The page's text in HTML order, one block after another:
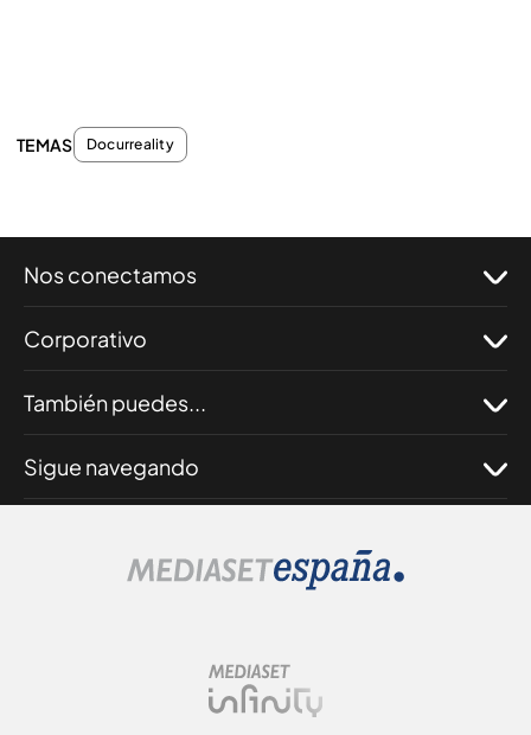
TEMAS Docurreality
Nos conectamos
Corporativo
También puedes...
Sigue navegando